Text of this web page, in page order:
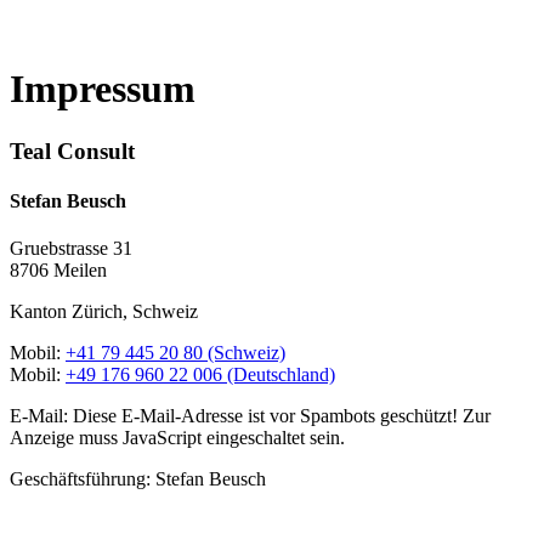
Impressum
Teal Consult
Stefan Beusch
Gruebstrasse 31
8706 Meilen
Kanton Zürich, Schweiz
Mobil: +41 79 445 20 80 (Schweiz)
Mobil: +49 176 960 22 006 (Deutschland)
E-Mail: Diese E-Mail-Adresse ist vor Spambots geschützt! Zur
Anzeige muss JavaScript eingeschaltet sein.
Geschäftsführung: Stefan Beusch